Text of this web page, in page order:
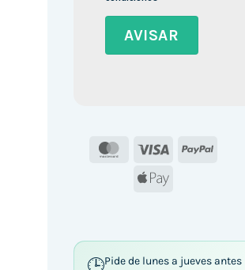
MasterCard
Visa
PayPal
Apple
Pide de lunes a jueves antes